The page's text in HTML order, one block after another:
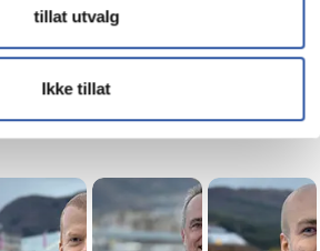
tillat utvalg
Ikke tillat